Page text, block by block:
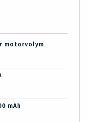
motorvolym
mAh